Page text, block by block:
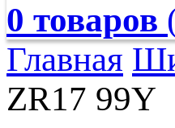
0 товаров
Главная
ZR17 99Y